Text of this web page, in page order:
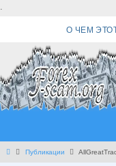
.
О ЧЕМ
Главная
Публикации